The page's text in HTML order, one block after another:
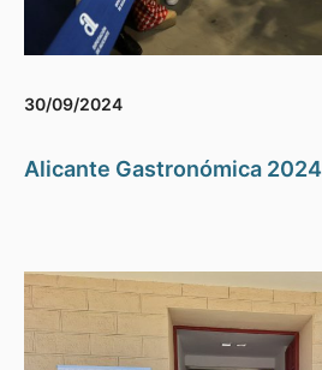
30/09/2024
Alicante Gastronómica 2024